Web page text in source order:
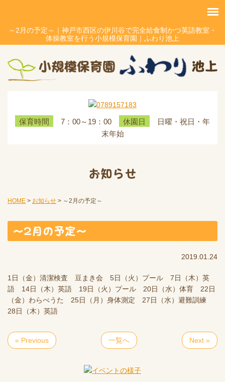
～2月の予定～｜神戸市西区の伊川谷で完全給食制かつ英語教室・
体操教室を行う小規模保育園｜ふわり池上
保育時間 7：00～19：00 休園日
日曜・祝日・年
末年始
お知らせ
HOME > お知らせ > ～2月の予定～
～2月の予定～
2019.01.24
1日（金）清潔検査 豆まき会 5日（火）プール 7日（木）英
語 14日（木）英語 19日（火）プール 20日（水）体育 22日
（金）わらべうた 25日（月）身体測定 27日（水）避難訓練
28日（木）英語
« Previous 一覧へ Next »